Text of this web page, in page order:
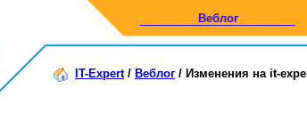
Веблог
IT-Expert/ Веблог / Изменения на it-